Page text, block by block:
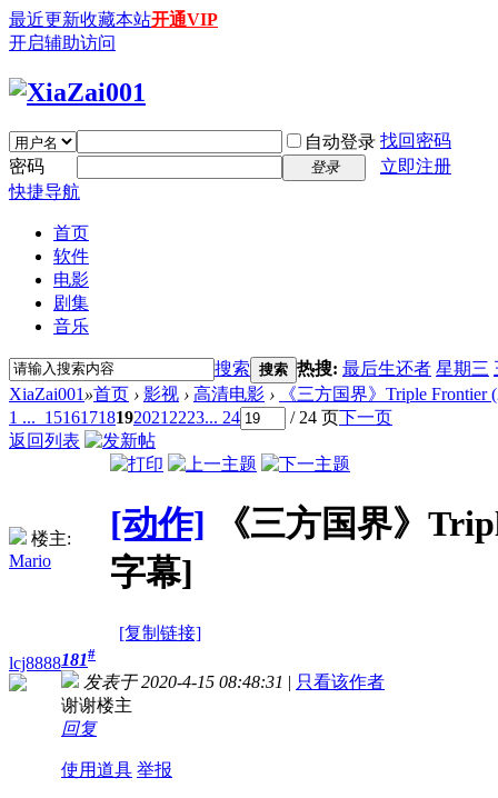
最近更新收藏本站开通VIP
开启辅助访问
自动登录 找回密码
密码
登录
立即注册
快捷导航
首页
软件
电影
剧集
音乐
搜索 搜索 热搜: 最后生还者 星期三
XiaZai001 »首页 › 影视 › 高清电影 ›
《三方国界》Triple Frontier
1 ... 15161718192021 2223... 24 / 24 页下一页
返回列表
楼主:
Mario
[动作]
《三方国界》
字幕]
[复制链接]
lcj8888181#
发表于 2020-4-15 08:48:31 | 只看该作者
谢谢楼主
回复
使用道具 举报